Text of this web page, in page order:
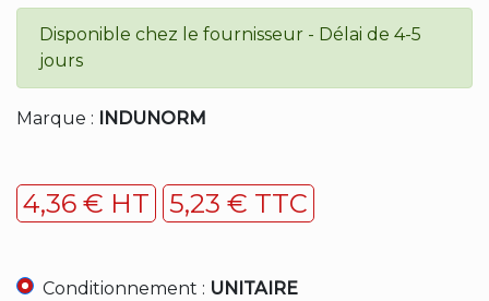
Disponible chez le fournisseur - Délai de 4-5
jours
Marque : INDUNORM
4,36 € HT 5,23 € TTC
Conditionnement : UNITAIRE